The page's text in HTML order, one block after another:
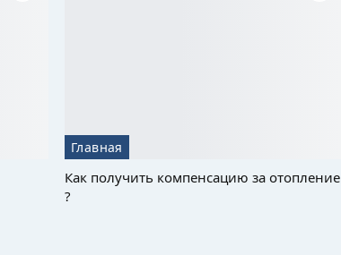
Главная
Как получить компенсацию за отопление
?